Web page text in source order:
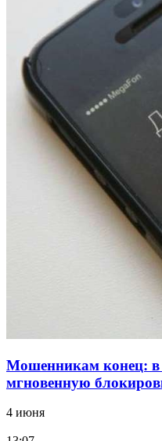
Покушение на
напала на
12:39
Сладкий праздник в
парке прошёл
Волгоградские
заключены
Мошенникам конец: в
мгновенную
4 июня